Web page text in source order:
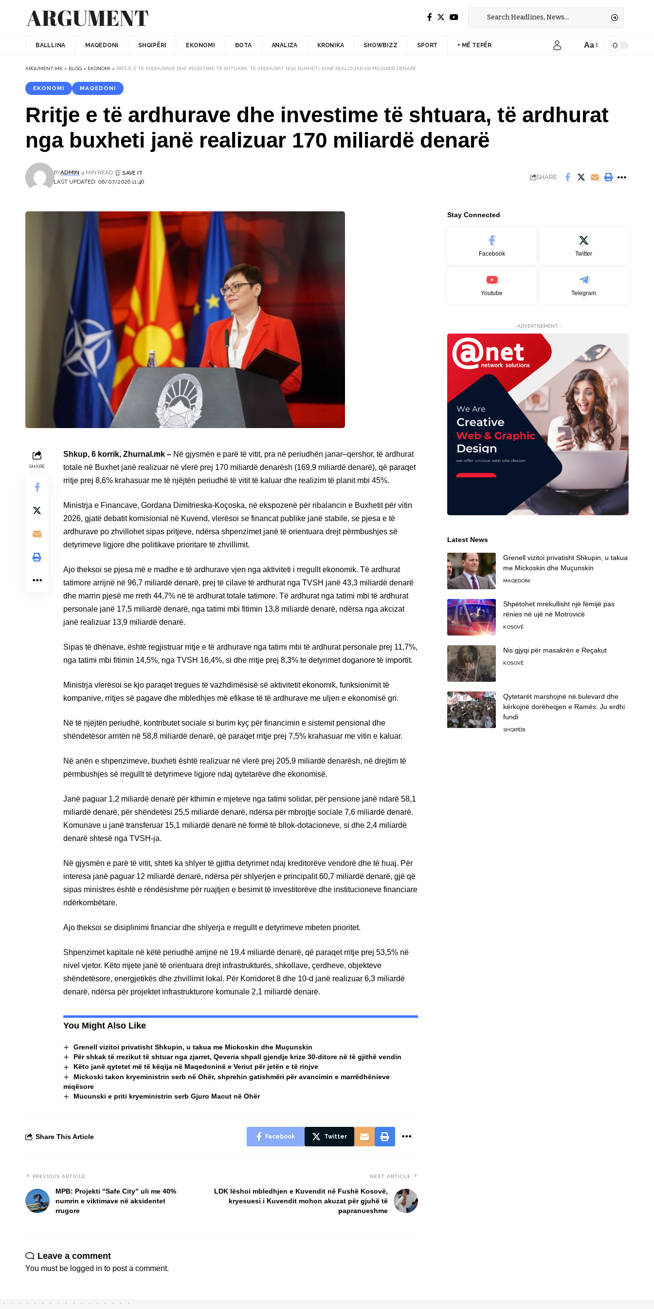
BALLLINA MAQEDONI SHQIPËRI EKONOMI BOTA ANALIZA KRONIKA SHOWBIZZ SPORT + MË TEPËR Aa
ARGUMENT-MK > BLOG > EKONOMI > RRITJE E TË ARDHURAVE DHE INVESTIME TË SHTUARA, TË ARDHURAT NGA BUXHETI JANË REALIZUAR 170 MILIARDË DENARË
EKONOMI MAQEDONI
Rritje e të ardhurave dhe investime të shtuara, të ardhurat
nga buxheti janë realizuar 170 miliardë denarë
LAST UPDATED: 06/07/2026 11:46
BYADMIN 4 MIN READ
SHARE
SHARE
Shkup, 6 korrik, Zhurnal.mk – Në gjysmën e parë të vitit, pra në periudhën janar–qershor, të ardhurat
totale në Buxhet janë realizuar në vlerë prej 170 miliardë denarësh (169,9 miliardë denarë), që paraqet
rritje prej 8,6% krahasuar me të njëjtën periudhë të vitit të kaluar dhe realizim të planit mbi 45%.
Ministrja e Financave, Gordana Dimitrieska‑Koçoska, në ekspozenë për ribalancin e Buxhetit për vitin
2026, gjatë debatit komisionial në Kuvend, vlerësoi se financat publike janë stabile, se pjesa e të
ardhurave po zhvillohet sipas pritjeve, ndërsa shpenzimet janë të orientuara drejt përmbushjes së
detyrimeve ligjore dhe politikave prioritare të zhvillimit.
Ajo theksoi se pjesa më e madhe e të ardhurave vjen nga aktiviteti i rregullt ekonomik. Të ardhurat
tatimore arrijnë në 96,7 miliardë denarë, prej të cilave të ardhurat nga TVSH janë 43,3 miliardë denarë
dhe marrin pjesë me rreth 44,7% në të ardhurat totale tatimore. Të ardhurat nga tatimi mbi të ardhurat
personale janë 17,5 miliardë denarë, nga tatimi mbi fitimin 13,8 miliardë denarë, ndërsa nga akcizat
janë realizuar 13,9 miliardë denarë.
Sipas të dhënave, është regjistruar rritje e të ardhurave nga tatimi mbi të ardhurat personale prej 11,7%,
nga tatimi mbi fitimin 14,5%, nga TVSH 16,4%, si dhe rritje prej 8,3% te detyrimet doganore të importit.
Ministrja vlerësoi se kjo paraqet tregues të vazhdimësisë së aktivitetit ekonomik, funksionimit të
kompanive, rritjes së pagave dhe mbledhjes më efikase të të ardhurave me uljen e ekonomisë gri.
Në të njëjtën periudhë, kontributet sociale si burim kyç për financimin e sistemit pensional dhe
shëndetësor arritën në 58,8 miliardë denarë, që paraqet rritje prej 7,5% krahasuar me vitin e kaluar.
Në anën e shpenzimeve, buxheti është realizuar në vlerë prej 205,9 miliardë denarësh, në drejtim të
përmbushjes së rregullt të detyrimeve ligjore ndaj qytetarëve dhe ekonomisë.
Janë paguar 1,2 miliardë denarë për kthimin e mjeteve nga tatimi solidar, për pensione janë ndarë 58,1
miliardë denarë, për shëndetësi 25,5 miliardë denarë, ndërsa për mbrojtje sociale 7,6 miliardë denarë.
Komunave u janë transferuar 15,1 miliardë denarë në formë të bllok‑dotacioneve, si dhe 2,4 miliardë
denarë shtesë nga TVSH‑ja.
Në gjysmën e parë të vitit, shteti ka shlyer të gjitha detyrimet ndaj kreditorëve vendorë dhe të huaj. Për
interesa janë paguar 12 miliardë denarë, ndërsa për shlyerjen e principalit 60,7 miliardë denarë, gjë që
sipas ministres është e rëndësishme për ruajtjen e besimit të investitorëve dhe institucioneve financiare
ndërkombëtare.
Ajo theksoi se disiplinimi financiar dhe shlyerja e rregullt e detyrimeve mbeten prioritet.
Shpenzimet kapitale në këtë periudhë arrijnë në 19,4 miliardë denarë, që paraqet rritje prej 53,5% në
nivel vjetor. Këto mjete janë të orientuara drejt infrastrukturës, shkollave, çerdheve, objekteve
shëndetësore, energjetikës dhe zhvillimit lokal. Për Korridoret 8 dhe 10‑d janë realizuar 6,3 miliardë
denarë, ndërsa për projektet infrastrukturore komunale 2,1 miliardë denarë.
You Might Also Like
Grenell vizitoi privatisht Shkupin, u takua me Mickoskin dhe Muçunskin
Për shkak të rrezikut të shtuar nga zjarret, Qeveria shpall gjendje krize 30-ditore në të gjithë vendin
Këto janë qytetet më të këqija në Maqedoninë e Veriut për jetën e të rinjve
Mickoski takon kryeministrin serb në Ohër, shprehin gatishmëri për avancimin e marrëdhënieve
miqësore
Mucunski e priti kryeministrin serb Gjuro Macut në Ohër
Share This Article Facebook Twitter
PREVIOUS ARTICLE
MPB: Projekti “Safe City” uli me 40%
numrin e viktimave në aksidentet
rrugore
NEXT ARTICLE
LDK lëshoi mbledhjen e Kuvendit në Fushë Kosovë,
kryesuesi i Kuvendit mohon akuzat për gjuhë të
papranueshme
Leave a comment
You must be logged in to post a comment.
Stay Connected
Facebook Twitter
Youtube Telegram
- ADVERTISEMENT -
Latest News
Grenell vizitoi privatisht Shkupin, u takua
me Mickoskin dhe Muçunskin
MAQEDONI
Shpëtohet mrekullisht një fëmijë pas
rënies në ujë në Motrovicë
KOSOVË
Nis gjyqi për masakrën e Reçakut
KOSOVË
Qytetarët marshojnë në bulevard dhe
kërkojnë dorëheqjen e Ramës: Ju erdhi
fundi
SHQIPËRI